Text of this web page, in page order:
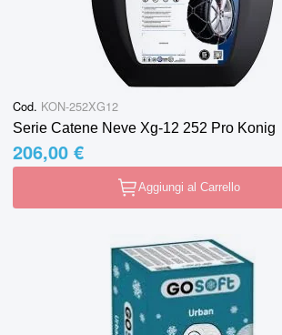
Cod. KON-252XG12
Serie Catene Neve Xg-12 252 Pro Konig
206,00 €
Aggiungi al Carrello